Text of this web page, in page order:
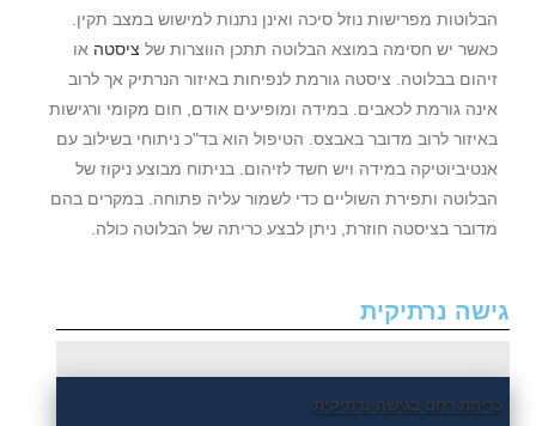
גישה נרתיקית
כריתת רחם בגישה נרתיקית
הבלוטות מפרישות נוזל סיכה ואינן נתנות למישוש במצב תקין.
כאשר יש חסימה במוצא הבלוטה תתכן הווצרות של ציסטה או
זיהום בבלוטה. ציסטה גורמת לנפיחות באיזור הנרתיק אך לרוב
אינה גורמת לכאבים. במידה ומופיעים אודם, חום מקומי ורגישות
באיזור לרוב מדובר באבצס. הטיפול הוא בד"כ ניתוחי בשילוב עם
אנטיביוטיקה במידה ויש חשד לזיהום. בניתוח מבוצע ניקוז של
הבלוטה ותפירת השוליים כדי לשמור עליה פתוחה. במקרים בהם
מדובר בציסטה חוזרת, ניתן לבצע כריתה של הבלוטה כולה.